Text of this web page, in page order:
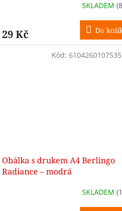
SKLADEM
29 Kč Do
Obálka s drukem A4 Berlingo
Radiance – modrá
SKLADEM
Kód: